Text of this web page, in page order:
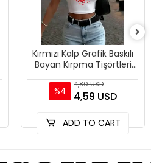
Kırmızı Kalp Grafik Baskılı
Bayan Kırpma Tişörtleri
Boyun Üstleri Sokak
%4
4,80 USD
4,59 USD
ADD TO CART